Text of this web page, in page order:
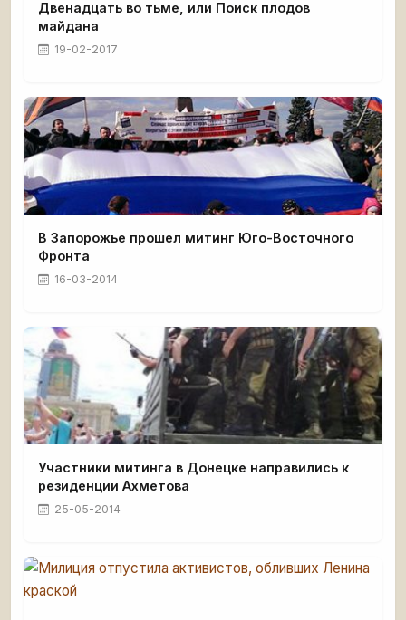
Двенадцать во тьме, или Поиск плодов
майдана
19-02-2017
В Запорожье прошел митинг Юго-Восточного
Фронта
16-03-2014
Участники митинга в Донецке направились к
резиденции Ахметова
25-05-2014